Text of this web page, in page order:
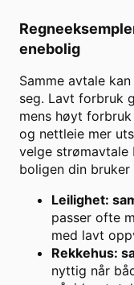
enebolig
Samme avtale
seg. Lavt forbruk
mens høyt
og nettleie mer
velge strømavtale
boligen din
Leilighet:
passer ofte
med lavt
Rekkehus:
nyttig når